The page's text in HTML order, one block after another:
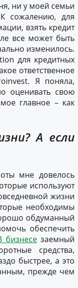
ни у моей семьи
сожалению, для
взять кредит
все может быть
изменилось.
для кредитных
ответственное
Я поняла,
оценивать свою
главное – как
А если
мне довелось
используют
жизни
необходимы
обдуманный
обеспечить
бизнесезаемный
средства,
быстрее, а это
прежде чем